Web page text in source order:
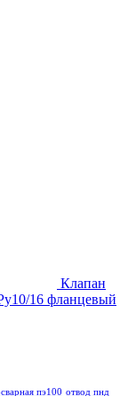
Клапан
16 фланцевый
пэ100 отвод пнд